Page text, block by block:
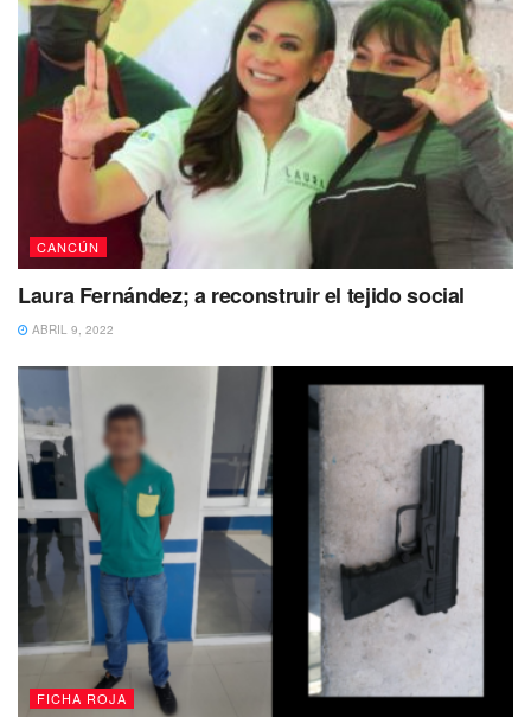
CANCÚN
Laura Fernández; a reconstruir el tejido social
ABRIL 9, 2022
FICHA ROJA